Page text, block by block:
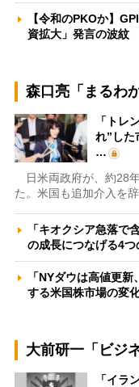
【令和のPKOか】
資拡大」発言の波
森口亮「まるわ
「トレ
れ”した
…
日米両政府が、約28
た。米国も追加介入を
「キオクシア急落
の成長につなげる4
「NYダウは高値更
する米国株市場の
大前研一「ビジ
「イラ